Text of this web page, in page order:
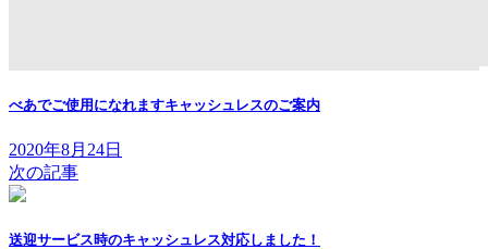
べあでご使用になれますキャッシュレスのご案内
2020年8月24日
次の記事
送迎サービス時のキャッシュレス対応しました！